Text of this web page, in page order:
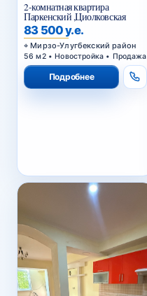
2-комнатная квартира
Паркенский ,Циолковская
83 500 у.е.
Мирзо-Улугбекский район
56 м2 • Новостройка • Продажа
Подробнее